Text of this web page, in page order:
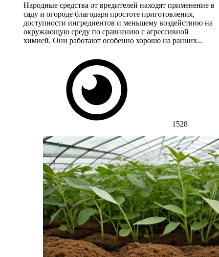
Народные средства от вредителей находят применение в
саду и огороде благодаря простоте приготовления,
доступности ингредиентов и меньшему воздействию на
окружающую среду по сравнению с агрессивной
химией. Они работают особенно хорошо на ранних...
1528